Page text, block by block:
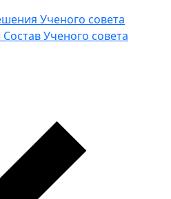
Ученого совета
Состав Ученого совета